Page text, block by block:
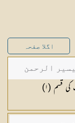
اگلا صفحہ
الرحمن
- محمدکی قسم (١)